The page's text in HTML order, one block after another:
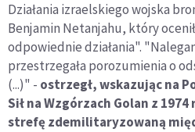
Działania izraelskiego wojska
Benjamin Netanjahu, który
odpowiednie działania".
przestrzegała porozumienia o
(...)" - ostrzegł, wskazując na
Sił na Wzgórzach Golan z
strefę zdemilitaryzowaną